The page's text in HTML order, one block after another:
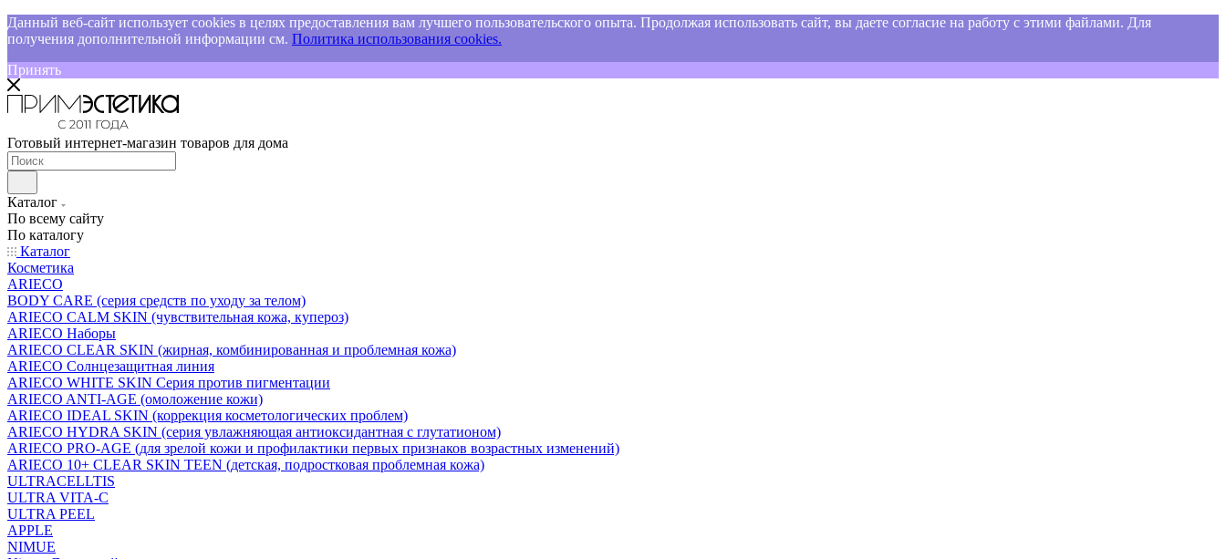
Данный веб-сайт использует cookies в целях предоставления вам лучшего пользовательского опыта. Продолжая использовать сайт, вы даете согласие на работу с этими файлами. Для
получения дополнительной информации см. Политика использования cookies.
Принять
Готовый интернет-магазин товаров для дома
Каталог
По всему сайту
По каталогу
Каталог
Косметика
ARIECO
BODY CARE (серия средств по уходу за телом)
ARIECO CALM SKIN (чувствительная кожа, купероз)
ARIECO Наборы
ARIECO CLEAR SKIN (жирная, комбинированная и проблемная кожа)
ARIECO Солнцезащитная линия
ARIECO WHITE SKIN Серия против пигментации
ARIECO ANTI-AGE (омоложение кожи)
ARIECO IDEAL SKIN (коррекция косметологических проблем)
ARIECO HYDRA SKIN (серия увлажняющая антиоксидантная с глутатионом)
ARIECO PRO-AGE (для зрелой кожи и профилактики первых признаков возрастных изменений)
ARIECO 10+ CLEAR SKIN TEEN (детская, подростковая проблемная кожа)
ULTRACELLTIS
ULTRA VITA-C
ULTRA PEEL
APPLE
NIMUE